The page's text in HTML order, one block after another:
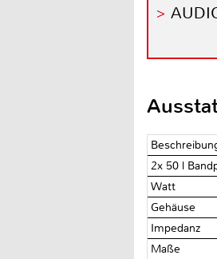
2x 50 l
Watt
Gehäuse
Impedanz
Maße